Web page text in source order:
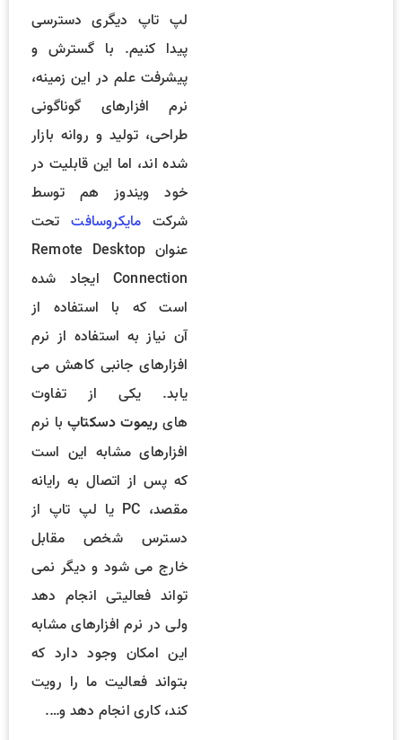
لپ تاپ دیگری دسترسی
پیدا کنیم. با گسترش و
پیشرفت علم در این زمینه،
نرم افزارهای گوناگونی
طراحی، تولید و روانه بازار
شده اند، اما این قابلیت در
خود ویندوز هم توسط
شرکت مایکروسافتتحت
عنوان Remote Desktop
Connection ایجاد شده
است که با استفاده از
آن نیاز به استفاده از نرم
افزارهای جانبی کاهش می
یابد. یکی از تفاوت
های ریموت دسکتاپبا نرم
افزارهای مشابه این است
که پس از اتصال به رایانه
مقصد، PC یا لپ تاپ از
دسترس شخص مقابل
خارج می شود و دیگر نمی
تواند فعالیتی انجام دهد
ولی در نرم افزارهای مشابه
این امکان وجود دارد که
بتواند فعالیت ما را رویت
کند، کاری انجام دهد و….